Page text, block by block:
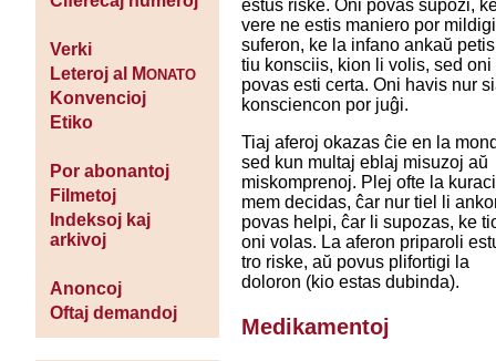
Verki
Leteroj al MONATO
Konvencioj
Etiko
Por abonantoj
Filmetoj
Indeksoj kaj
arkivoj
Anoncoj
Oftaj demandoj
estus riske. Oni povas supozi,
vere ne estis maniero por
suferon, ke la infano ankaŭ
tiu konsciis, kion li volis, sed oni
povas esti certa. Oni havis nur
konsciencon por juĝi.
Tiaj aferoj okazas ĉie en la
sed kun multaj eblaj misuzoj aŭ
miskomprenoj. Plej ofte la
mem decidas, ĉar nur tiel li
povas helpi, ĉar li supozas, ke
oni volas. La aferon priparoli
tro riske, aŭ povus plifortigi la
doloron (kio estas dubinda).
Medikamentoj